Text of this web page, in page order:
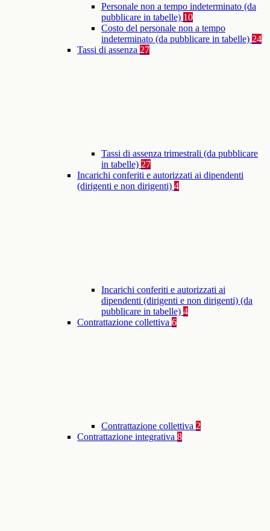
Personale non a tempo indeterminato (da
pubblicare in tabelle) 10
Costo del personale non a tempo
indeterminato (da pubblicare in tabelle) 24
Tassi di assenza 27
Tassi di assenza trimestrali (da pubblicare
in tabelle) 27
Incarichi conferiti e autorizzati ai dipendenti
(dirigenti e non dirigenti) 4
Incarichi conferiti e autorizzati ai
dipendenti (dirigenti e non dirigenti) (da
pubblicare in tabelle) 4
Contrattazione collettiva 6
Contrattazione collettiva 2
Contrattazione integrativa 8